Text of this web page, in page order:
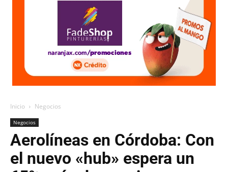
Inicio Negocios
Negocios
Aerolíneas en Córdoba: Con
el nuevo «hub» espera un